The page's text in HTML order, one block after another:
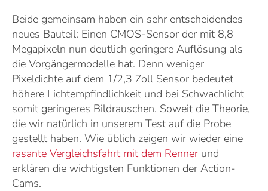
Beide gemeinsam haben ein sehr entscheidendes
neues Bauteil: Einen CMOS-Sensor der mit 8,8
Megapixeln nun deutlich geringere Auflösung als
die Vorgängermodelle hat. Denn weniger
Pixeldichte auf dem 1/2,3 Zoll Sensor bedeutet
höhere Lichtempfindlichkeit und bei Schwachlicht
somit geringeres Bildrauschen. Soweit die Theorie,
die wir natürlich in unserem Test auf die Probe
gestellt haben. Wie üblich zeigen wir wieder eine
rasante Vergleichsfahrt mit dem Renner und
erklären die wichtigsten Funktionen der Action-
Cams.